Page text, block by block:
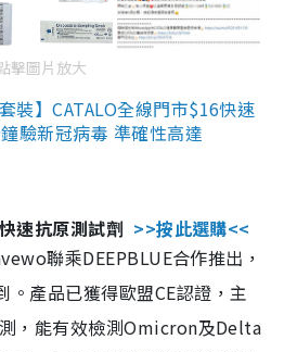
擊圖片放大
裝】CATALO全線門市$16快速
驗新冠病毒 準確性高達
速抗原測試劑 >>按此選購<<
聯乘DEEPBLUE合作推出，
。產品已獲得歐盟CE認證，主
，能有效檢測Omicron及Delta